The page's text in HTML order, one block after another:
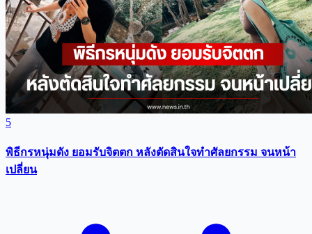
5
พิธีกรหนุ่มดัง ยอมรับจิตตก หลังตัดสินใจทำศัลยกรรม จนหน้า
เปลี่ยน